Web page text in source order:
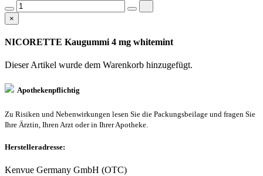
×
NICORETTE Kaugummi 4 mg whitemint
Dieser Artikel wurde dem Warenkorb hinzugefügt.
Apothekenpflichtig
Zu Risiken und Nebenwirkungen lesen Sie die Packungsbeilage und fragen Sie
Ihre Ärztin, Ihren Arzt oder in Ihrer Apotheke.
Herstelleradresse:
Kenvue Germany GmbH (OTC)